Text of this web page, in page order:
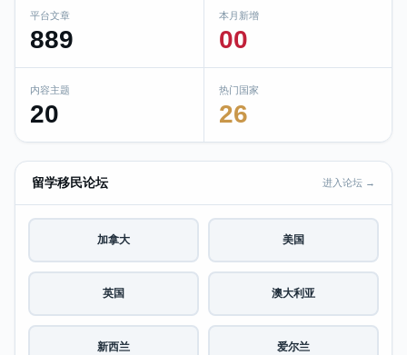
平台文章
889
本月新增
00
内容主题
20
热门国家
26
留学移民论坛 进入论坛 →
加拿大 美国
英国 澳大利亚
新西兰 爱尔兰